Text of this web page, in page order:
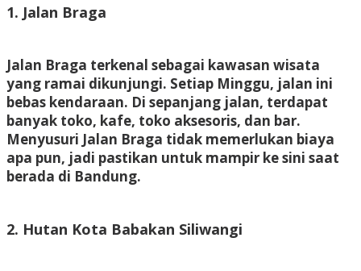
1. Jalan Braga
Jalan Braga terkenal sebagai kawasan wisata
yang ramai dikunjungi. Setiap Minggu, jalan ini
bebas kendaraan. Di sepanjang jalan, terdapat
banyak toko, kafe, toko aksesoris, dan bar.
Menyusuri Jalan Braga tidak memerlukan biaya
apa pun, jadi pastikan untuk mampir ke sini saat
berada di Bandung.
2. Hutan Kota Babakan Siliwangi